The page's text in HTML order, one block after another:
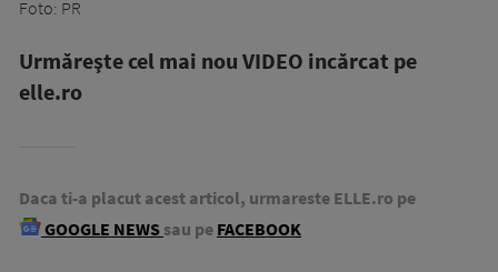
Foto: PR
Urmăreşte cel mai nou VIDEO incărcat pe
elle.ro
Daca ti-a placut acest articol, urmareste ELLE.ro pe
GOOGLE NEWS sau pe FACEBOOK